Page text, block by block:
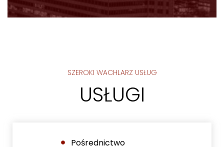
SZEROKI WACHLARZ USŁUG
USŁUGI
Pośrednictwo